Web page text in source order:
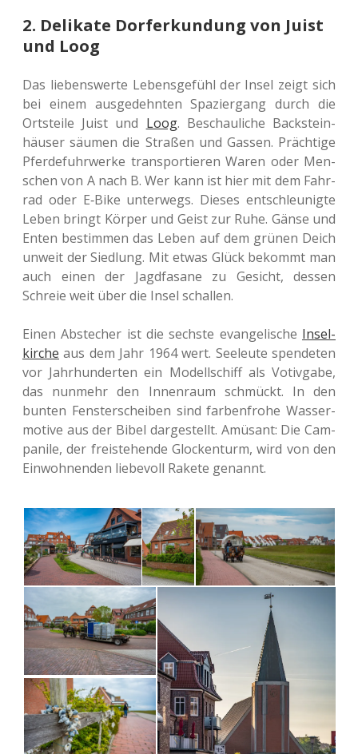
2. Delikate Dorferkundung von Juist
und Loog
Das lie­bens­wer­te Lebens­ge­fühl der Insel zeigt sich
bei einem aus­ge­dehn­ten Spa­zier­gang durch die
Orts­tei­le Juist und Loog. Beschau­li­che Back­stein­
häu­ser säumen die Stra­ßen und Gassen. Präch­ti­ge
Pfer­de­fuhr­wer­ke trans­por­tie­ren Waren oder Men­
schen von A nach B. Wer kann ist hier mit dem Fahr­
rad oder E‑Bike unter­wegs. Dieses ent­schleu­nig­te
Leben bringt Körper und Geist zur Ruhe. Gänse und
Enten bestim­men das Leben auf dem grünen Deich
unweit der Sied­lung. Mit etwas Glück bekommt man
auch einen der Jagd­fa­sa­ne zu Gesicht, dessen
Schreie weit über die Insel schallen.
Einen Abste­cher ist die sechs­te evan­ge­li­sche Insel­
kir­che aus dem Jahr 1964 wert. See­leu­te spen­de­ten
vor Jahr­hun­der­ten ein Modell­schiff als Votiv­ga­be,
das nun­mehr den Innen­raum schmückt. In den
bunten Fens­ter­schei­ben sind far­ben­fro­he Was­ser­
mo­ti­ve aus der Bibel dar­ge­stellt. Amü­sant: Die Cam­
pa­ni­le, der frei­ste­hen­de Glo­cken­turm, wird von den
Ein­woh­nen­den lie­be­voll Rakete genannt.